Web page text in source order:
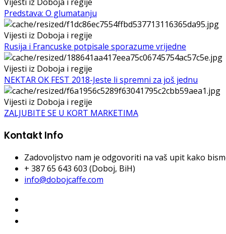
Predstava: O glumatanju
Vijesti iz Doboja i regije
Rusija i Francuske potpisale sporazume vrijedne
Vijesti iz Doboja i regije
NEKTAR OK FEST 2018-Jeste li spremni za još jednu
Vijesti iz Doboja i regije
ZALJUBITE SE U KORT MARKETIMA
Kontakt Info
Zadovoljstvo nam je odgovoriti na vaš upit kako
+ 387 65 643 603 (Doboj, BiH)
info@dobojcaffe.com